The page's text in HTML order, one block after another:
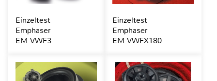
Einzeltest
Emphaser
EM-VWF3
Einzeltest
Emphaser
EM-VWFX180